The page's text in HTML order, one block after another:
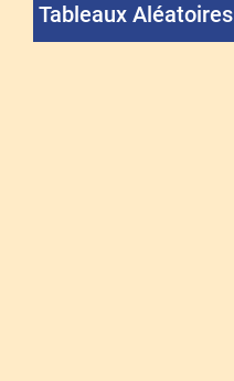
Tableaux Aléatoires